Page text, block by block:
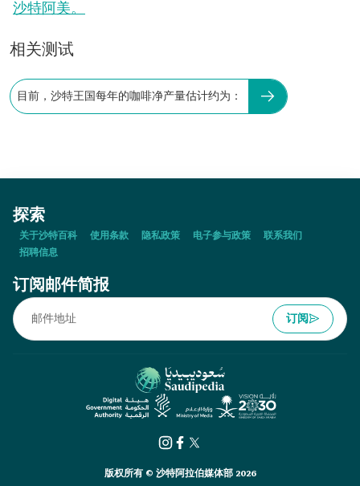
沙特阿美。
相关测试
目前，沙特王国每年的咖啡净产量估计约为：
探索
关于沙特百科 使用条款 隐私政策 电子参与政策
联系我们
招聘信息
订阅邮件简报
订阅
版权所有 © 沙特阿拉伯媒体部 2026